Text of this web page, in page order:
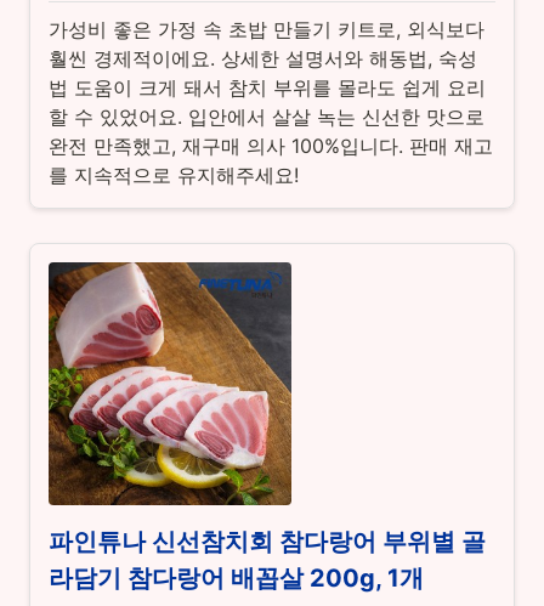
가성비 좋은 가정 속 초밥 만들기 키트로, 외식보다
훨씬 경제적이에요. 상세한 설명서와 해동법, 숙성
법 도움이 크게 돼서 참치 부위를 몰라도 쉽게 요리
할 수 있었어요. 입안에서 살살 녹는 신선한 맛으로
완전 만족했고, 재구매 의사 100%입니다. 판매 재고
를 지속적으로 유지해주세요!
파인튜나 신선참치회 참다랑어 부위별 골
라담기 참다랑어 배꼽살 200g, 1개